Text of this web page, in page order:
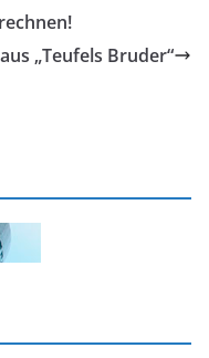
„Teufels Bruder“